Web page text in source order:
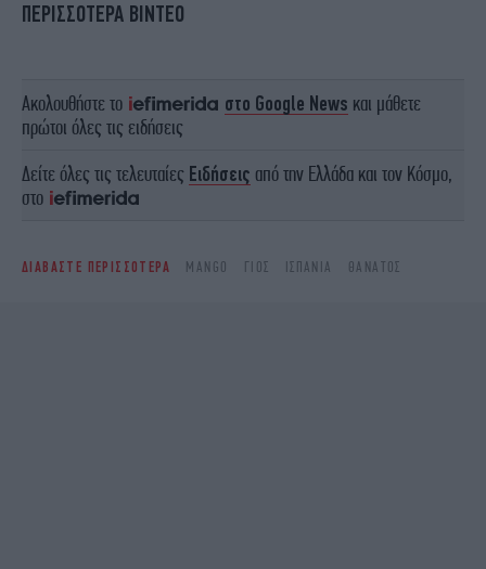
ΠΕΡΙΣΣΟΤΕΡΑ ΒΙΝΤΕΟ
Ακολουθήστε το στο Google News και μάθετε
πρώτοι όλες τις ειδήσεις
Δείτε όλες τις τελευταίες Ειδήσεις από την Ελλάδα και τον Κόσμο,
στο
ΔΙΑΒΑΣΤΕ ΠΕΡΙΣΣΟΤΕΡΑ MANGO ΓΙΟΣ ΙΣΠΑΝΊΑ ΘΆΝΑΤΟΣ